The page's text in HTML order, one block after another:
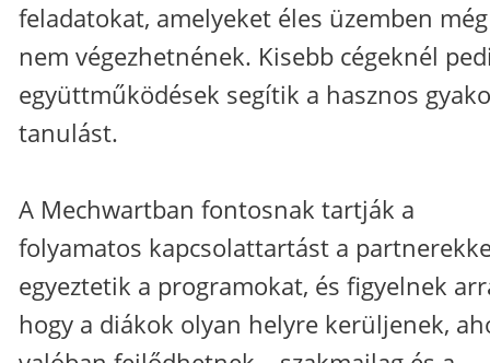
feladatokat, amelyeket éles üzemben még
nem végezhetnének. Kisebb cégeknél
együttműködések segítik a hasznos
tanulást.
A Mechwartban fontosnak tartják a
folyamatos kapcsolattartást a
egyeztetik a programokat, és figyelnek
hogy a diákok olyan helyre kerüljenek,